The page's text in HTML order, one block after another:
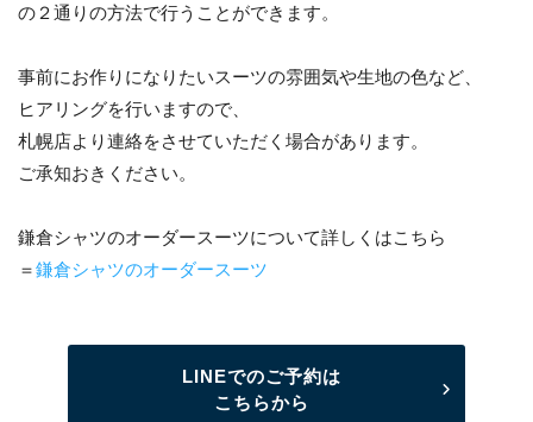
の２通りの方法で行うことができます。
事前にお作りになりたいスーツの雰囲気や生地の色など、
ヒアリングを行いますので、
札幌店より連絡をさせていただく場合があります。
ご承知おきください。
鎌倉シャツのオーダースーツについて詳しくはこちら
＝鎌倉シャツのオーダースーツ
LINEでのご予約は
こちらから